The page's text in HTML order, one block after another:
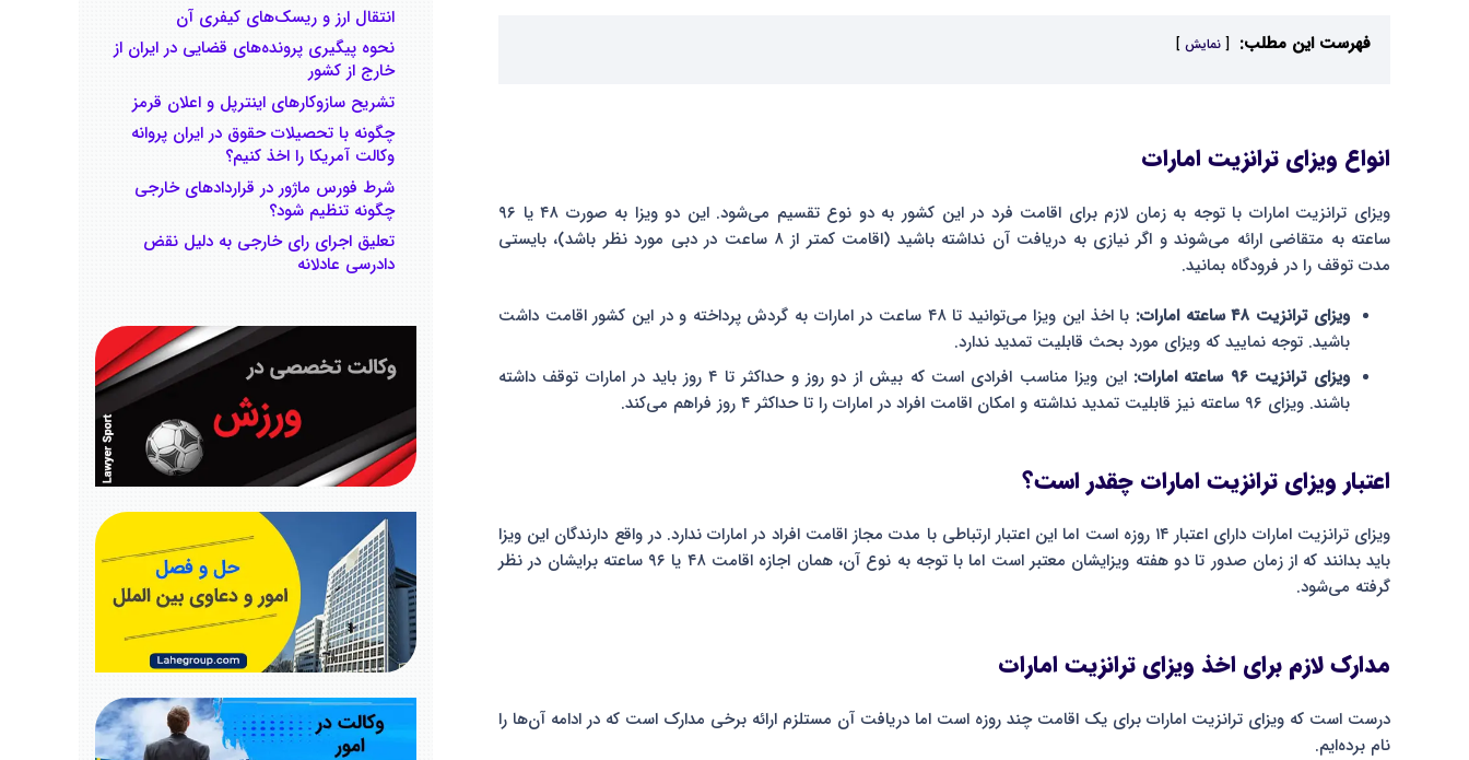
فهرست این مطلب: نمایش
انواع ویزای ترانزیت امارات
ویزای ترانزیت امارات با توجه به زمان لازم برای اقامت فرد در این کشور به دو نوع تقسیم می‌شود. این دو ویزا به صورت ۴۸ یا ۹۶
ساعته به متقاضی ارائه می‌شوند و اگر نیازی به دریافت آن نداشته باشید (اقامت کمتر از ۸ ساعت در دبی مورد نظر باشد)، بایستی
مدت توقف را در فرودگاه بمانید.
ویزای ترانزیت ۴۸ ساعته امارات:
با اخذ این ویزا می‌توانید تا ۴۸ ساعت در امارات به گردش پرداخته و در این کشور اقامت داشت
باشید. توجه نمایید که ویزای مورد بحث قابلیت تمدید ندارد.
ویزای ترانزیت ۹۶ ساعته امارات:
این ویزا مناسب افرادی است که بیش از دو روز و حداکثر تا ۴ روز باید در امارات توقف داشته
باشند. ویزای ۹۶ ساعته نیز قابلیت تمدید نداشته و امکان اقامت افراد در امارات را تا حداکثر ۴ روز فراهم می‌کند.
اعتبار ویزای ترانزیت امارات چقدر است؟
ویزای ترانزیت امارات دارای اعتبار ۱۴ روزه است اما این اعتبار ارتباطی با مدت مجاز اقامت افراد در امارات ندارد. در واقع دارندگان این ویزا
باید بدانند که از زمان صدور تا دو هفته ویزایشان معتبر است اما با توجه به نوع آن، همان اجازه اقامت ۴۸ یا ۹۶ ساعته برایشان در نظر
گرفته می‌شود.
مدارک لازم برای اخذ ویزای ترانزیت امارات
درست است که ویزای ترانزیت امارات برای یک اقامت چند روزه است اما دریافت آن مستلزم ارائه برخی مدارک است که در ادامه آن‌ها را
نام برده‌ایم.
انتقال ارز و ریسک‌های کیفری آن
نحوه پیگیری پرونده‌های قضایی در ایران از
خارج از کشور
تشریح سازوکارهای اینترپل و اعلان قرمز
چگونه با تحصیلات حقوق در ایران پروانه
وکالت آمریکا را اخذ کنیم؟
شرط فورس ماژور در قراردادهای خارجی
چگونه تنظیم ‌شود؟
تعلیق اجرای رای خارجی به دلیل نقض
دادرسی عادلانه